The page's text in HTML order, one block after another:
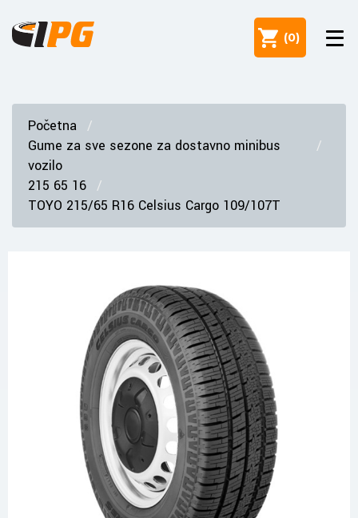
(0)
Početna
Gume za sve sezone za dostavno minibus
vozilo
215 65 16
TOYO 215/65 R16 Celsius Cargo 109/107T